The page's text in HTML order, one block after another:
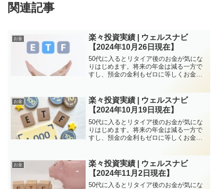
関連記事
お金
楽々投資実績 | ウェルスナビ
【2024年10月26日現在】
50代に入るとリタイア後のお金が気にな
りはじめます。将来の年金は減る一方で
すし、預金の金利もゼロに等しくお金を
代は資産構築にはチャンスと言えます。
株式投資、FXなど方...
お金
楽々投資実績 | ウェルスナビ
【2024年10月19日現在】
50代に入るとリタイア後のお金が気にな
りはじめます。将来の年金は減る一方で
すし、預金の金利もゼロに等しくお金を
代は資産構築にはチャンスと言えます。
株式投資、FXなど方...
お金
楽々投資実績 | ウェルスナビ
【2024年11月2日現在】
50代に入るとリタイア後のお金が気にな